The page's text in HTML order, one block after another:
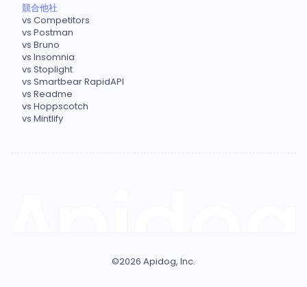
競合他社
vs Competitors
vs Postman
vs Bruno
vs Insomnia
vs Stoplight
vs Smartbear RapidAPI
vs Readme
vs Hoppscotch
vs Mintlify
©2026 Apidog, Inc.